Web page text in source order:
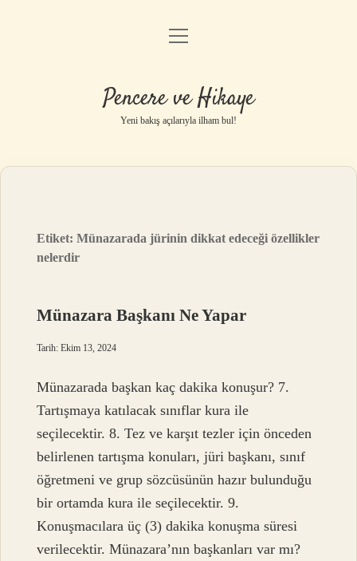
Anasayfa
Yasal Uyarı
menüyü
Pencere ve Hikaye
Yeni bakış açılarıyla ilham bul!
Etiket:Münazarada jürinin dikkat edeceği özellikler
nelerdir
Münazara Başkanı Ne Yapar
Tarih: Ekim 13, 2024
Münazarada başkan kaç dakika konuşur? 7.
Tartışmaya katılacak sınıflar kura ile
seçilecektir. 8. Tez ve karşıt tezler için önceden
belirlenen tartışma konuları, jüri başkanı, sınıf
öğretmeni ve grup sözcüsünün hazır bulunduğu
bir ortamda kura ile seçilecektir. 9.
Konuşmacılara üç (3) dakika konuşma süresi
verilecektir. Münazara’nın başkanları var mı?